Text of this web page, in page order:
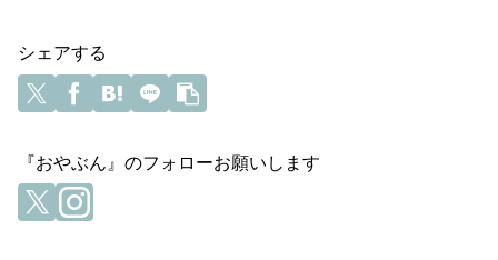
シェアする
『おやぶん』のフォローお願いします